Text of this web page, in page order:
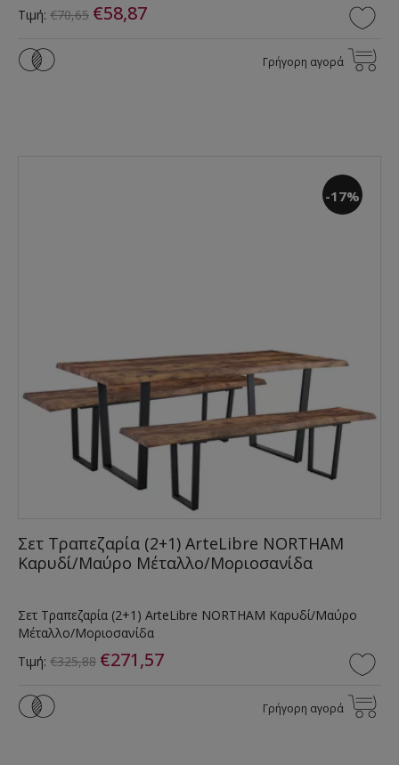
Τιμή: €70,65 €58,87
Γρήγορη αγορά
-17%
Σετ Τραπεζαρία (2+1) ArteLibre NORTHAM
Καρυδί/Μαύρο Μέταλλο/Μοριοσανίδα
Σετ Τραπεζαρία (2+1) ArteLibre NORTHAM Καρυδί/Μαύρο
Μέταλλο/Μοριοσανίδα
Τιμή: €325,88 €271,57
Γρήγορη αγορά